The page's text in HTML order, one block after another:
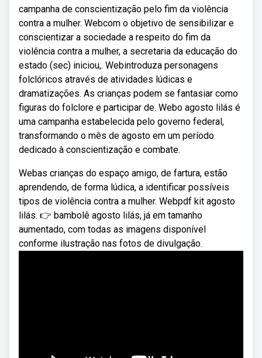
campanha de conscientização pelo fim da violência
contra a mulher. Webcom o objetivo de sensibilizar e
conscientizar a sociedade a respeito do fim da
violência contra a mulher, a secretaria da educação do
estado (sec) iniciou,. Webintroduza personagens
folclóricos através de atividades lúdicas e
dramatizações. As crianças podem se fantasiar como
figuras do folclore e participar de. Webo agosto lilás é
uma campanha estabelecida pelo governo federal,
transformando o mês de agosto em um período
dedicado à conscientização e combate.
Webas crianças do espaço amigo, de fartura, estão
aprendendo, de forma lúdica, a identificar possíveis
tipos de violência contra a mulher. Webpdf kit agosto
lilás. 👉 bambolê agosto lilás, já em tamanho
aumentado, com todas as imagens disponível
conforme ilustração nas fotos de divulgação.